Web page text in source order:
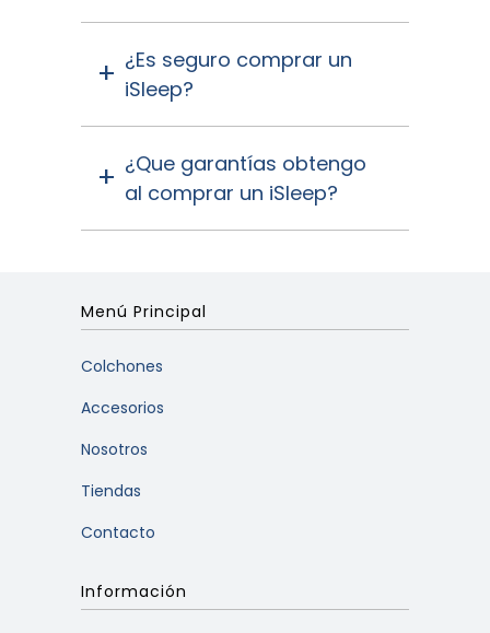
¿Es seguro comprar un
iSleep?
¿Que garantías obtengo
al comprar un iSleep?
Menú Principal
Colchones
Accesorios
Nosotros
Tiendas
Contacto
Información